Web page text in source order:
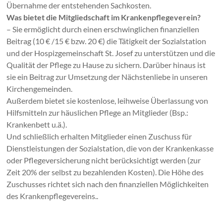
Übernahme der entstehenden Sachkosten.
Was bietet die Mitgliedschaft im Krankenpflegeverein?
– Sie ermöglicht durch einen erschwinglichen finanziellen
Beitrag (10 € /15 € bzw. 20 €) die Tätigkeit der Sozialstation
und der Hospizgemeinschaft St. Josef zu unterstützen und die
Qualität der Pflege zu Hause zu sichern. Darüber hinaus ist
sie ein Beitrag zur Umsetzung der Nächstenliebe in unseren
Kirchengemeinden.
Außerdem bietet sie kostenlose, leihweise Überlassung von
Hilfsmitteln zur häuslichen Pflege an Mitglieder (Bsp.:
Krankenbett u.ä.).
Und schließlich erhalten Mitglieder einen Zuschuss für
Dienstleistungen der Sozialstation, die von der Krankenkasse
oder Pflegeversicherung nicht berücksichtigt werden (zur
Zeit 20% der selbst zu bezahlenden Kosten). Die Höhe des
Zuschusses richtet sich nach den finanziellen Möglichkeiten
des Krankenpflegevereins..